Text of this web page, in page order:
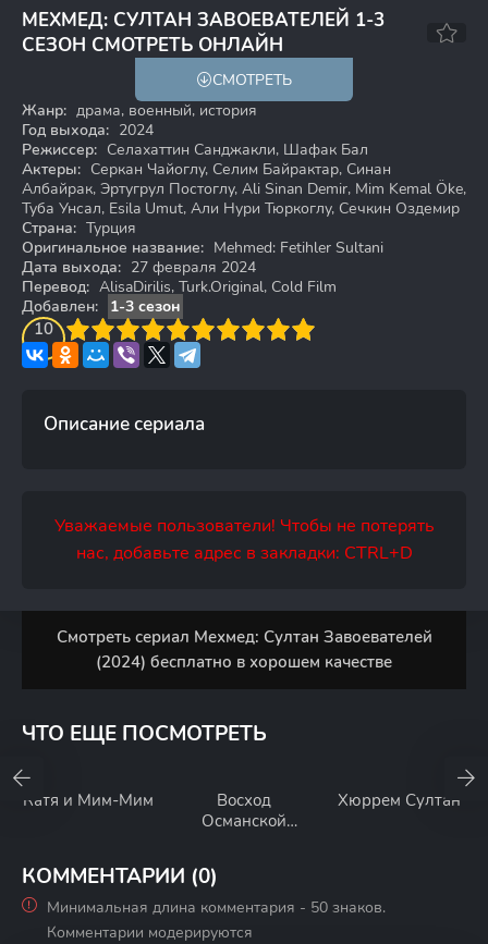
МЕХМЕД: СУЛТАН ЗАВОЕВАТЕЛЕЙ 1-3
СЕЗОН СМОТРЕТЬ ОНЛАЙН
7.9
СМОТРЕТЬ
Жанр: драма, военный, история
Год выхода: 2024
Режиссер: Селахаттин Санджакли, Шафак Бал
Актеры: Серкан Чайоглу, Селим Байрактар, Синан
Албайрак, Эртугрул Постоглу, Ali Sinan Demir, Mim Kemal Öke,
Туба Унсал, Esila Umut, Али Нури Тюркоглу, Сечкин Оздемир
Страна: Турция
Оригинальное название: Mehmed: Fetihler Sultani
Дата выхода: 27 февраля 2024
Перевод: AlisaDirilis, Turk.Original, Cold Film
Добавлен:
1-3 сезон
10
4 5 6 7 8 9 10
Описание сериала
Уважаемые пользователи! Чтобы не потерять
нас, добавьте адрес в закладки: CTRL+D
Смотреть сериал Мехмед: Султан Завоевателей
(2024) бесплатно в хорошем качестве
ЧТО ЕЩЕ ПОСМОТРЕТЬ
Катя и Мим-Мим
Восход
Османской
Хюррем Султан
КОММЕНТАРИИ (0)
Минимальная длина комментария - 50 знаков.
Комментарии модерируются